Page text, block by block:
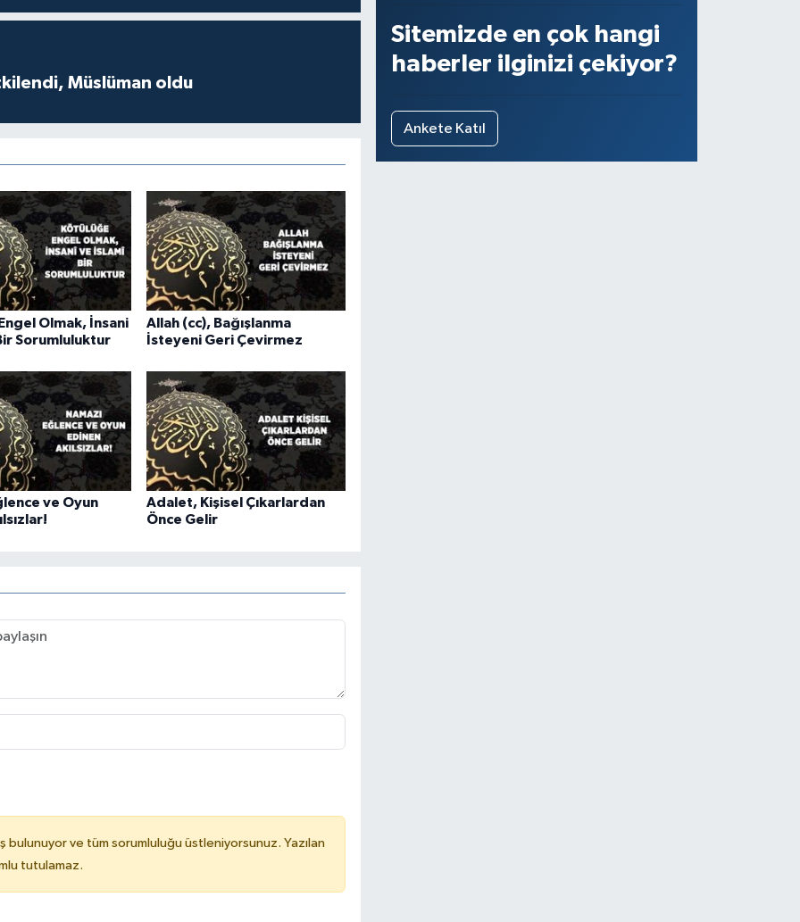
Müslüman oldu
Olmak, İnsani
Sorumluluktur
Allah (cc), Bağışlanma
İsteyeni Geri Çevirmez
ve Oyun
Adalet, Kişisel Çıkarlardan
Önce Gelir
bulunuyor ve tüm sorumluluğu üstleniyorsunuz. Yazılan
tutulamaz.
Sitemizde en çok hangi
haberler ilginizi çekiyor?
Ankete Katıl